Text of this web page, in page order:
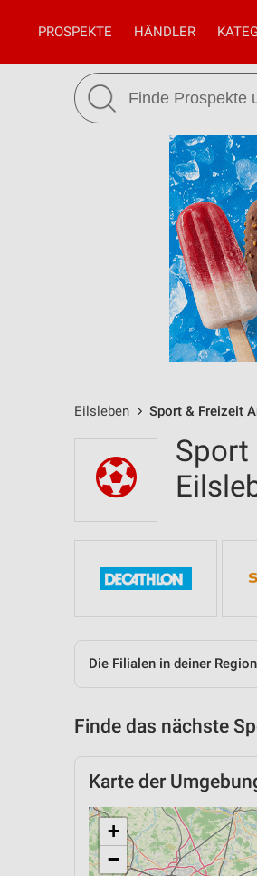
PROSPEKTE HÄNDLER
Eilsleben Sport & Freizeit
Sport
Die Filialen in deiner
Finde das nächste
Karte der
+
−